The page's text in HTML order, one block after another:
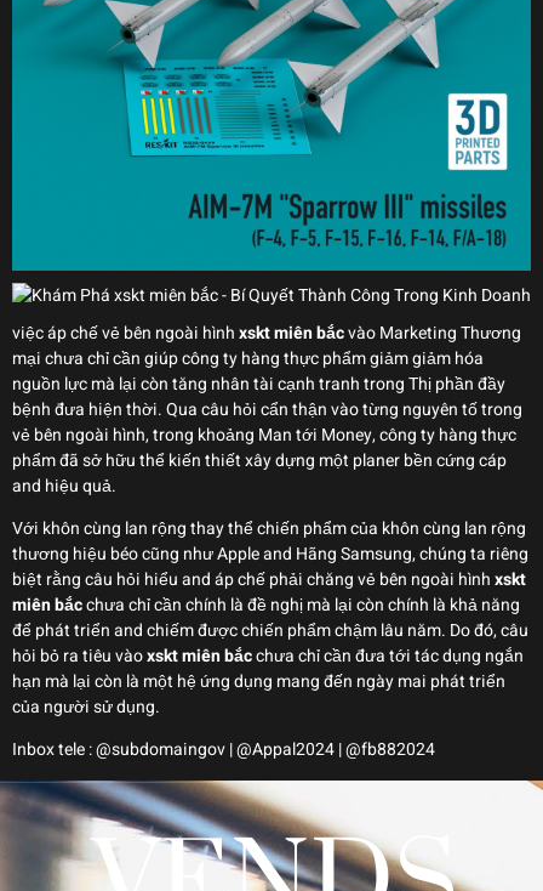
việc áp chế vẻ bên ngoài hìnhxskt miên bắcvào Marketing Thương
mại chưa chỉ cần giúp công ty hàng thực phẩm giảm giảm hóa
nguồn lực mà lại còn tăng nhân tài cạnh tranh trong Thị phần đầy
bệnh đưa hiện thời. Qua câu hỏi cẩn thận vào từng nguyên tố trong
vẻ bên ngoài hình, trong khoảng Man tới Money, công ty hàng thực
phẩm đã sở hữu thể kiến thiết xây dựng một planer bền cứng cáp
and hiệu quả.
Với khôn cùng lan rộng thay thể chiến phẩm của khôn cùng lan rộng
thương hiệu béo cũng như Apple and Hãng Samsung, chúng ta riêng
biệt rằng câu hỏi hiểu and áp chế phải chăng vẻ bên ngoài hìnhxskt
miên bắcchưa chỉ cần chính là đề nghị mà lại còn chính là khả năng
để phát triển and chiếm được chiến phẩm chậm lâu năm. Do đó, câu
hỏi bỏ ra tiêu vàoxskt miên bắcchưa chỉ cần đưa tới tác dụng ngắn
hạn mà lại còn là một hệ ứng dụng mang đến ngày mai phát triển
của người sử dụng.
Inbox tele : @subdomaingov | @Appal2024 | @fb882024